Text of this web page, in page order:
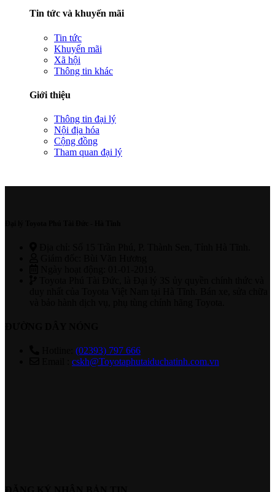
Tin tức và khuyến mãi
Tin tức
Khuyến mãi
Xã hội
Thông tin khác
Giới thiệu
Thông tin đại lý
Nội địa hóa
Cộng đồng
Tham quan đại lý
(02393) 797 666
cskh@Toyotaphutaiduchatinh.com.vn